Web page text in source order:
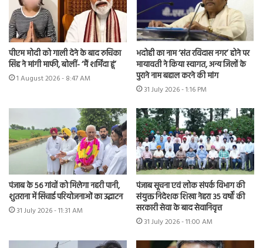
पीएम मोदी को गाली देने के बाद रुचिका
सिंह ने मांगी माफी, बोलीं- ‘मैं शर्मिंदा हूं’
1 August 2026 - 8:47 AM
भदोही का नाम ‘संत रविदास नगर’ होने पर
मायावती ने किया स्वागत, अन्य जिलों के
पुराने नाम बहाल करने की मांग
31 July 2026 - 1:16 PM
पंजाब के 56 गांवों को मिलेगा नहरी पानी,
शुतराना में सिंचाई परियोजनाओं का उद्घाटन
31 July 2026 - 11:31 AM
पंजाब सूचना एवं लोक संपर्क विभाग की
संयुक्त निदेशक शिखा नेहरा 35 वर्षों की
सरकारी सेवा के बाद सेवानिवृत्त
31 July 2026 - 11:00 AM